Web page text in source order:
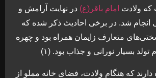
ولادت امام باقر(ع) در نهایت آرامش و
انجام شد. در برخی احادیث ذکر شده که
متعارف زایمان همراه بود و چهره
تولد بسیار نورانی و جذاب بود. (۱)
دارند که هنگام ولادت، فضای خانه مملو از